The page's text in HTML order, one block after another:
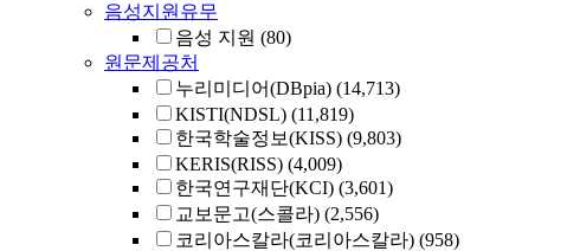
음성지원유무
음성 지원 (80)
원문제공처
누리미디어(DBpia) (14,713)
KISTI(NDSL) (11,819)
한국학술정보(KISS) (9,803)
KERIS(RISS) (4,009)
한국연구재단(KCI) (3,601)
교보문고(스콜라) (2,556)
코리아스칼라(코리아스칼라) (958)